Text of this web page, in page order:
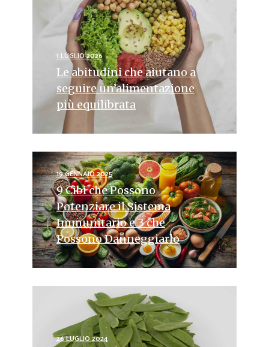
1 LUGLIO 2026
Le abitudini che aiutano a
seguire un’alimentazione
più equilibrata
19 GENNAIO 2025
9 Cibi che Possono
Potenziare il Sistema
Immunitario e 3 che
Possono Danneggiarlo
26 LUGLIO 2024